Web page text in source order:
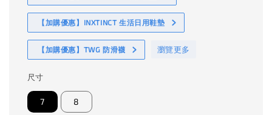
【加購優惠】INXTINCT 生活日用鞋墊
【加購優惠】TWG 防滑襪 瀏覽更多
尺寸
7 8